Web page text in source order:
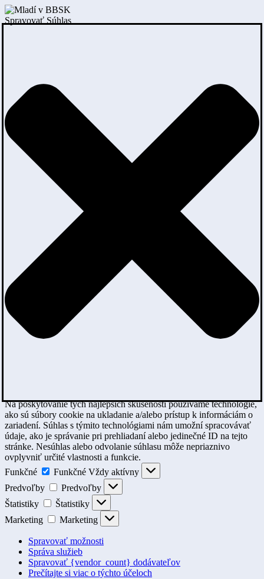
Spravovať Súhlas
Na poskytovanie tých najlepších skúseností používame technológie,
ako sú súbory cookie na ukladanie a/alebo prístup k informáciám o
zariadení. Súhlas s týmito technológiami nám umožní spracovávať
údaje, ako je správanie pri prehliadaní alebo jedinečné ID na tejto
stránke. Nesúhlas alebo odvolanie súhlasu môže nepriaznivo
ovplyvniť určité vlastnosti a funkcie.
Funkčné
Funkčné Vždy aktívny
Predvoľby
Predvoľby
Štatistiky
Štatistiky
Marketing
Marketing
Spravovať možnosti
Správa služieb
Spravovať {vendor_count} dodávateľov
Prečítajte si viac o týchto účeloch